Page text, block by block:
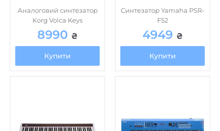
8990₴
Купити
4949₴
Купити